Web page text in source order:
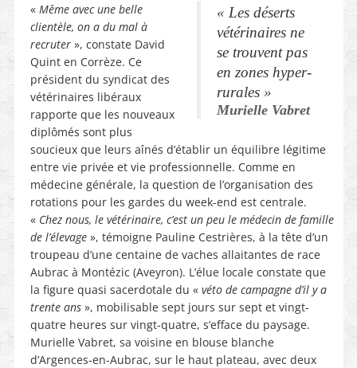
« Les déserts
vétérinaires ne
se trouvent pas
en zones hyper-
rurales »
Murielle Vabret
« Même avec une belle
clientèle, on a du mal à
recruter», constate David
Quint en Corrèze. Ce
président du syndicat des
vétérinaires libéraux
rapporte que les nouveaux
diplômés sont plus
soucieux que leurs aînés d’établir un équilibre légitime
entre vie privée et vie professionnelle. Comme en
médecine générale, la question de l’organisation des
rotations pour les gardes du week-end est centrale.
« Chez nous, le vétérinaire, c’est un peu le médecin de famille
de l’élevage», témoigne Pauline Cestrières, à la tête d’un
troupeau d’une centaine de vaches allaitantes de race
Aubrac à Montézic (Aveyron). L’élue locale constate que
la figure quasi sacerdotale du « véto de campagne d’il y a
trente ans», mobilisable sept jours sur sept et vingt-
quatre heures sur vingt-quatre, s’efface du paysage.
Murielle Vabret, sa voisine en blouse blanche
d’Argences-en-Aubrac, sur le haut plateau, avec deux